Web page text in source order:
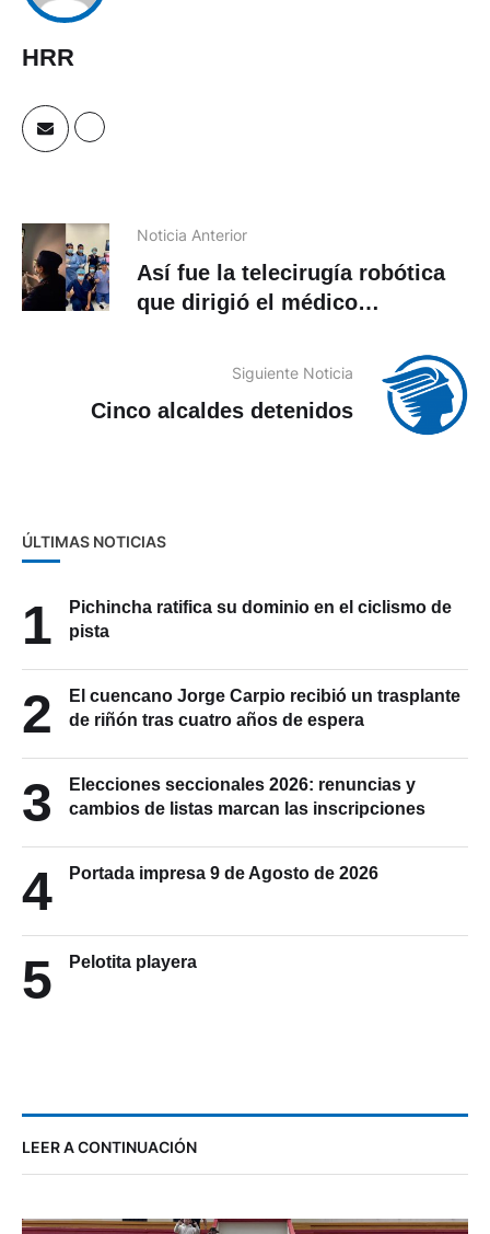
HRR
Noticia Anterior
Así fue la telecirugía robótica
que dirigió el médico
conectó Ecuador con China
Siguiente Noticia
Cinco alcaldes detenidos
ÚLTIMAS NOTICIAS
1
Pichincha ratifica su dominio en el ciclismo de
pista
2
El cuencano Jorge Carpio recibió un trasplante
de riñón tras cuatro años de espera
3
Elecciones seccionales 2026: renuncias y
cambios de listas marcan las inscripciones
4 Portada impresa 9 de Agosto de 2026
5 Pelotita playera
LEER A CONTINUACIÓN